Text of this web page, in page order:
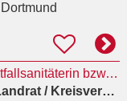
Ausbildungsplätze zur Notfallsanitäterin bzw. zum Notfallsanitäter (m/w/d) zum 01.10.2027
Oberbergischer Kreis / Landrat / Kreisverwaltung